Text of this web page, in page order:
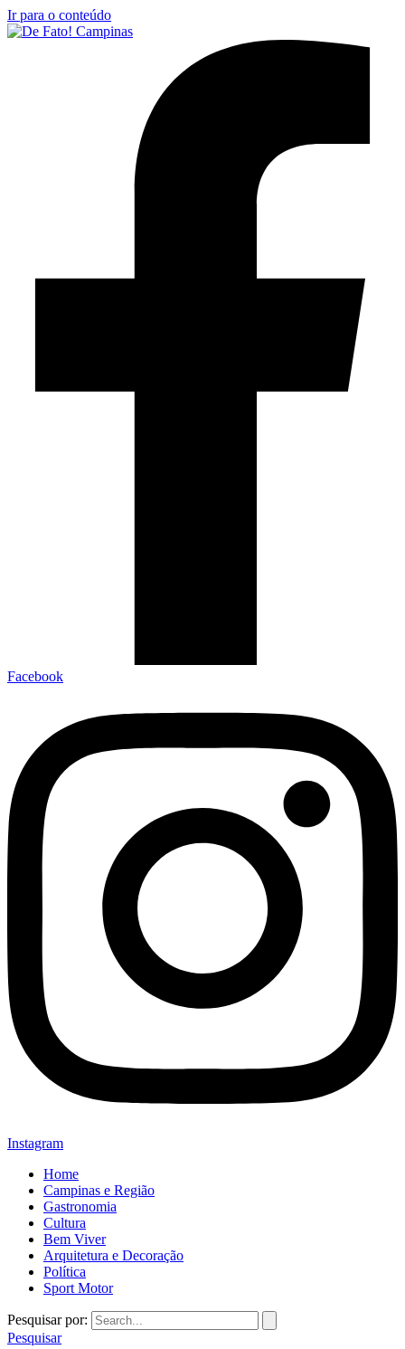
Ir para o conteúdo
Facebook
Instagram
Home
Campinas e Região
Gastronomia
Cultura
Bem Viver
Arquitetura e Decoração
Política
Sport Motor
Pesquisar por:
Pesquisar